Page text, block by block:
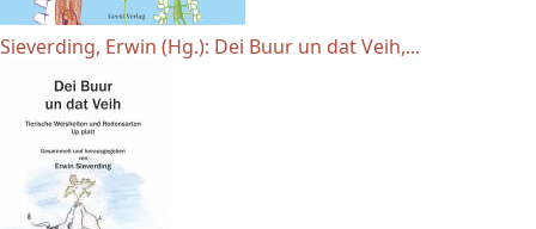
Sieverding, Erwin (Hg.): Dei Buur un dat Veih,...